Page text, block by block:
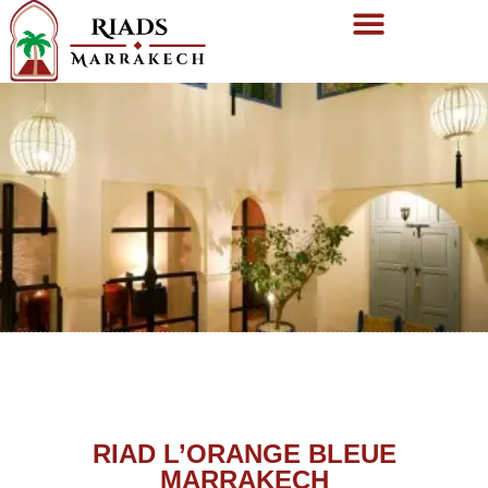
RIAD L’ORANGE BLEUE
MARRAKECH